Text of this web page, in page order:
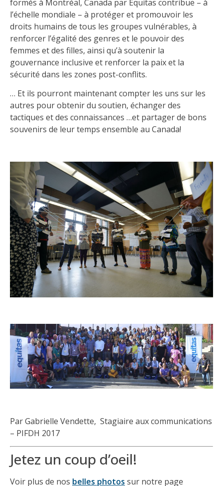
formés à Montréal, Canada par Equitas contribue – à
l’échelle mondiale – à protéger et promouvoir les
droits humains de tous les groupes vulnérables, à
renforcer l’égalité des genres et le pouvoir des
femmes et des filles, ainsi qu’à soutenir la
gouvernance inclusive et renforcer la paix et la
sécurité dans les zones post-conflits.
… Et ils pourront maintenant compter les uns sur les
autres pour obtenir du soutien, échanger des
tactiques et des connaissances …et partager de bons
souvenirs de leur temps ensemble au Canada!
Par Gabrielle Vendette, Stagiaire aux communications
– PIFDH 2017
Jetez un coup d’oeil!
Voir plus de nos belles photos sur notre page